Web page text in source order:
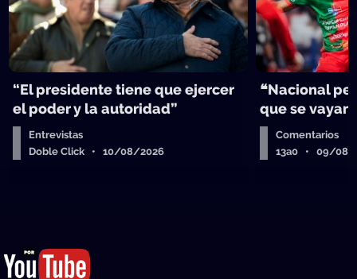
“El presidente tiene que ejercer
el poder y la autoridad”
Entrevistas
Doble Click • 10/08/2026
❝Nacional
que se vayan
Comentarios
13a0 • 09/08/